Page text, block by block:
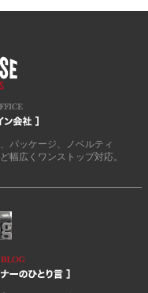
パッケージ、ノベルティ
幅広くワンストップ対応。